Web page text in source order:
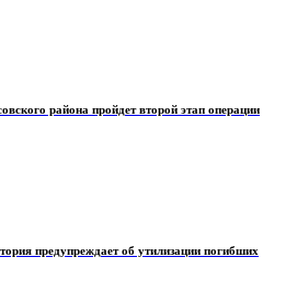
района пройдет второй этап операции
предупреждает об утилизации погибших